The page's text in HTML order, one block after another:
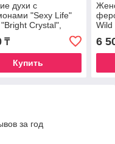
духи с
"Sexy Life"
Crystal",
₸
Купить
6
за год